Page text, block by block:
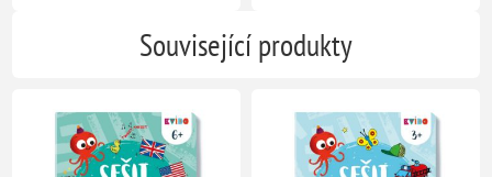
Související produkty